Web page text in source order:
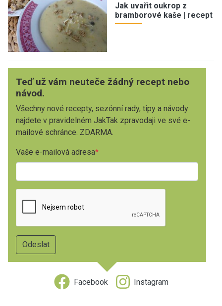
Jak uvařit oukrop z
bramborové kaše | recept
Teď už vám neuteče žádný recept nebo
návod.
Všechny nové recepty, sezónní rady, tipy a návody
najdete v pravidelném JakTak zpravodaji ve své e-
mailové schránce. ZDARMA.
Vaše e-mailová adresa
Facebook Instagram